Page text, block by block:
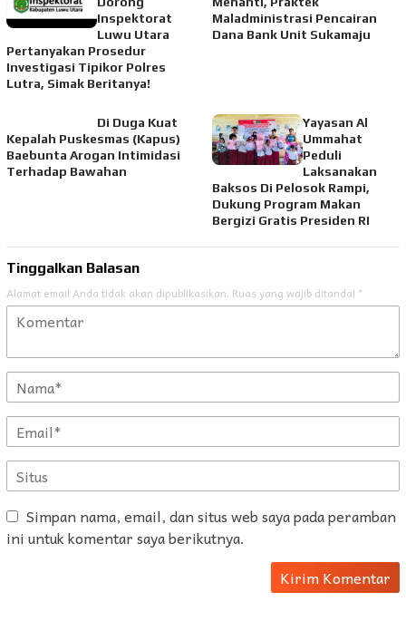
Inspektorat
Luwu Utara
Pertanyakan Prosedur
Investigasi Tipikor Polres
Lutra, Simak Beritanya!
Maladministrasi Pencairan
Dana Bank Unit Sukamaju
Di Duga Kuat
Kepalah Puskesmas (Kapus)
Baebunta Arogan Intimidasi
Terhadap Bawahan
Yayasan Al
Ummahat
Peduli
Laksanakan
Baksos Di Pelosok Rampi,
Dukung Program Makan
Bergizi Gratis Presiden RI
Tinggalkan Balasan
Alamat email Anda tidak akan dipublikasikan. Ruas yang wajib ditandai *
Simpan nama, email, dan situs web saya pada peramban
ini untuk komentar saya berikutnya.